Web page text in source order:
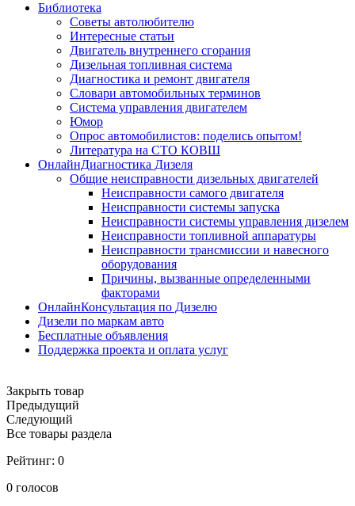
Библиотека
Советы автолюбителю
Интересные статьи
Двигатель внутреннего сгорания
Дизельная топливная система
Диагностика и ремонт двигателя
Словари автомобильных терминов
Система управления двигателем
Юмор
Опрос автомобилистов: поделись опытом!
Литература на СТО КОВШ
ОнлайнДиагностика Дизеля
Общие неисправности дизельных двигателей
Неисправности самого двигателя
Неисправности системы запуска
Неисправности системы управления дизелем
Неисправности топливной аппаратуры
Неисправности трансмиссии и навесного
оборудования
Причины, вызванные определенными
факторами
ОнлайнКонсультация по Дизелю
Дизели по маркам авто
Бесплатные объявления
Поддержка проекта и оплата услуг
Закрыть товар
Предыдущий
Следующий
Все товары раздела
Рейтинг: 0
0 голосов